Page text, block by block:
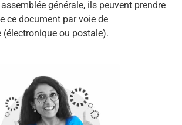
générale, ils peuvent prendre
ce document par voie de
(électronique ou postale).